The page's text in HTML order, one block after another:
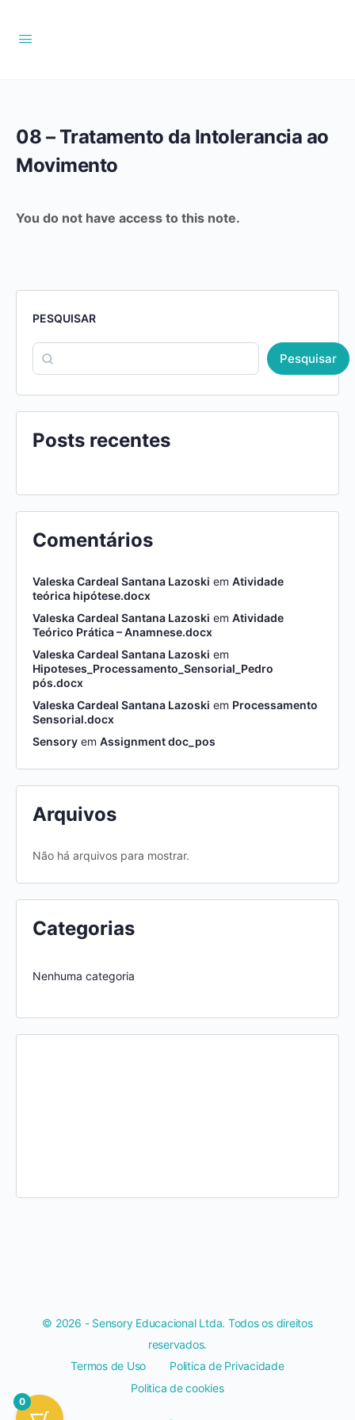
08 – Tratamento da Intolerancia ao
Movimento
You do not have access to this note.
PESQUISAR
Pesquisar
Posts recentes
Comentários
Valeska Cardeal Santana Lazoski em Atividade
teórica hipótese.docx
Valeska Cardeal Santana Lazoski em Atividade
Teórico Prática – Anamnese.docx
Valeska Cardeal Santana Lazoski em
Hipoteses_Processamento_Sensorial_Pedro
pós.docx
Valeska Cardeal Santana Lazoski em Processamento
Sensorial.docx
Sensory em Assignment doc_pos
Arquivos
Não há arquivos para mostrar.
Categorias
Nenhuma categoria
© 2026 - Sensory Educacional Ltda. Todos os direitos
reservados.
Termos de Uso
Politica de Privacidade
Politica de cookies
0